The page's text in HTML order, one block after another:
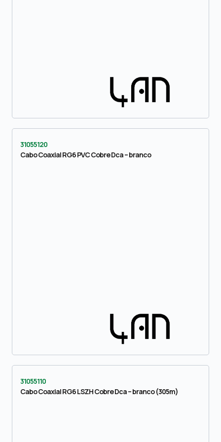
31055120
Cabo Coaxial RG6 PVC Cobre Dca – branco
31055110
Cabo Coaxial RG6 LSZH Cobre Dca – branco (305m)